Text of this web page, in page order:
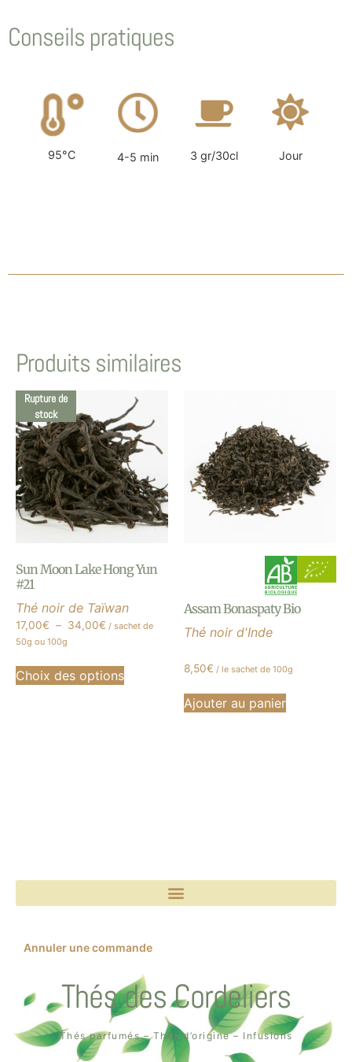
Conseils pratiques
95°C 4-5 min 3 gr/30cl Jour
Produits similaires
Rupture de
stock
Sun Moon Lake Hong Yun
#21
Thé noir de Taïwan
17,00€ – 34,00€ / sachet de
50g ou 100g
Choix des options
Assam Bonaspaty Bio
Thé noir d'Inde
8,50€ / le sachet de 100g
Ajouter au panier
Annuler une commande
Thés des Cordeliers
Thés parfumés – Thés d’origine – Infusions